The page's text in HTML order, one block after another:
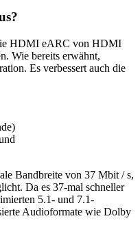
HDMI eARC von HDMI
Wie bereits erwähnt,
Es verbessert auch die
Bandbreite von 37 Mbit / s,
Da es 37-mal schneller
5.1- und 7.1-
Audioformate wie Dolby